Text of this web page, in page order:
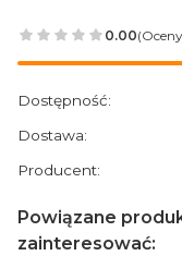
0.00
Przejdź
Dostępność:
Dostawa:
Producent:
Powiązane
zainteresować: